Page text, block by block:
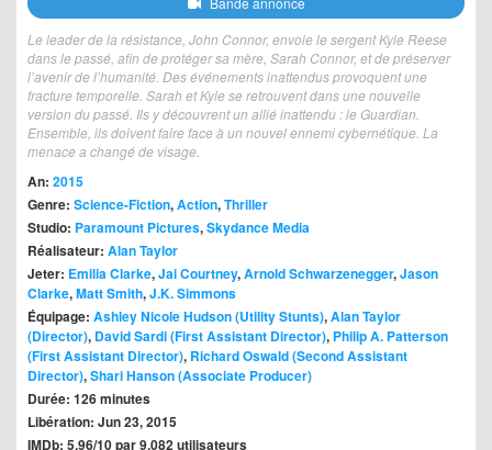
Le leader de la résistance, John Connor, envoie le sergent Kyle Reese
dans le passé, afin de protéger sa mère, Sarah Connor, et de préserver
l’avenir de l’humanité. Des événements inattendus provoquent une
fracture temporelle. Sarah et Kyle se retrouvent dans une nouvelle
version du passé. Ils y découvrent un allié inattendu : le Guardian.
Ensemble, ils doivent faire face à un nouvel ennemi cybernétique. La
menace a changé de visage.
An: 2015
Genre: Science-Fiction,Action,Thriller
Studio: Paramount Pictures,Skydance Media
Réalisateur: Alan Taylor
Jeter: Emilia Clarke,Jai Courtney,Arnold Schwarzenegger,Jason
Clarke,Matt Smith,J.K. Simmons
Équipage: Ashley Nicole Hudson (Utility Stunts),Alan Taylor
(Director), David Sardi (First Assistant Director), Philip A. Patterson
(First Assistant Director), Richard Oswald (Second Assistant
Director),Shari Hanson (Associate Producer)
Durée: 126 minutes
Libération: Jun 23, 2015
IMDb: 5.96/10 par 9,082 utilisateurs